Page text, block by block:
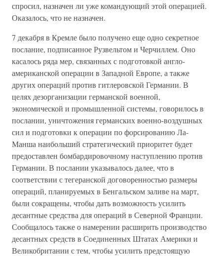
спросил, назначен ли уже командующий этой операцией.
Оказалось, что не назначен.
7 декабря в Кремле было получено еще одно секретное
послание, подписанное Рузвельтом и Черчиллем. Оно
касалось ряда мер, связанных с подготовкой англо-
американской операции в Западной Европе, а также
других операций против гитлеровской Германии. В
целях дезорганизации германской военной,
экономической и промышленной системы, говорилось в
послании, уничтожения германских военно-воздушных
сил и подготовки к операции по форсированию Ла-
Манша наибольший стратегический приоритет будет
предоставлен бомбардировочному наступлению против
Германии. В послании указывалось далее, что в
соответствии с тегеранской договоренностью размеры
операций, планируемых в Бенгальском заливе на март,
были сокращены, чтобы дать возможность усилить
десантные средства для операций в Северной Франции.
Сообщалось также о намерении расширить производство
десантных средств в Соединенных Штатах Америки и
Великобритании с тем, чтобы усилить предстоящую